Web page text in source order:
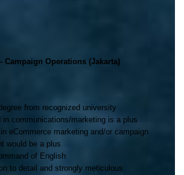
Campaign Operations (Jakarta)
from recognized university
in communications/marketing is a plus
eCommerce marketing and/or campaign
would be a plus
of English
to detail and strongly meticulous